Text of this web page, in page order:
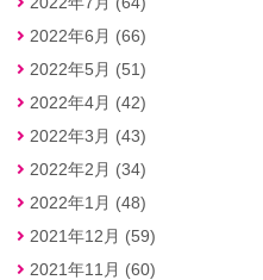
2022年6月 (66)
2022年5月 (51)
2022年4月 (42)
2022年3月 (43)
2022年2月 (34)
2022年1月 (48)
2021年12月 (59)
2021年11月 (60)